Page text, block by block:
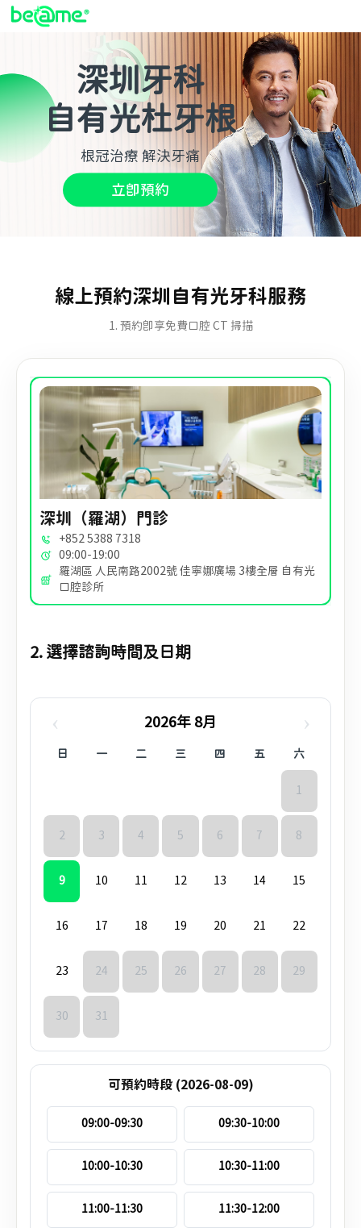
深圳牙科
自有光杜牙根
根冠治療 解決牙痛
立即預約
線上預約深圳自有光牙科服務
1. 預約即享免費口腔 CT 掃描
深圳（羅湖）門診
+852 5388 7318
09:00-19:00
羅湖區 人民南路2002號 佳寧娜廣場 3樓全層 自有光
口腔診所
2. 選擇諮詢時間及日期
‹ 2026年 8月 ›
日 一 二 三 四 五 六
1
2 3 4 5 6 7 8
9 10 11 12 13 14 15
16 17 18 19 20 21 22
23 24 25 26 27 28 29
30 31
可預約時段 (2026-08-09)
09:00-09:30 09:30-10:00
10:00-10:30 10:30-11:00
11:00-11:30 11:30-12:00